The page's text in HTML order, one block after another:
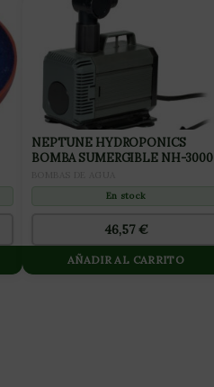
NEPTUNE HYDROPONICS
BOMBA SUMERGIBLE NH-3000
En stock
46,57€
AÑADIR AL CARRITO